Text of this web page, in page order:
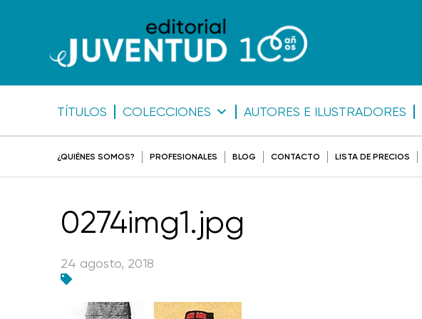
TÍTULOS COLECCIONES AUTORES E ILUSTRADORES
¿QUIÉNES SOMOS? PROFESIONALES BLOG CONTACTO LISTA DE PRECIOS
0274img1.jpg
24 agosto, 2018